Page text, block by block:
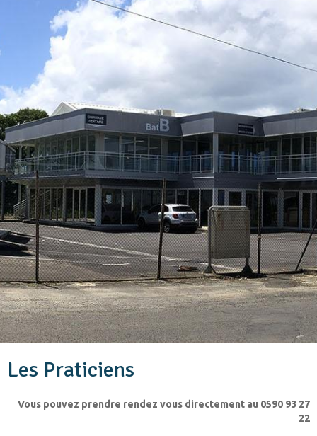
Les Praticiens
Vous pouvez prendre rendez vous directement au 0590 93 27
22